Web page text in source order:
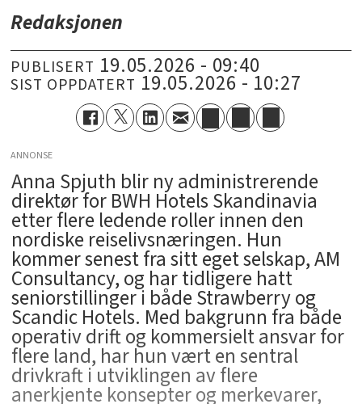
Redaksjonen
PUBLISERT 19.05.2026 - 09:40
SIST OPPDATERT 19.05.2026 - 10:27
ANNONSE
Anna Spjuth blir ny administrerende
direktør for BWH Hotels Skandinavia
etter flere ledende roller innen den
nordiske reiselivsnæringen. Hun
kommer senest fra sitt eget selskap, AM
Consultancy, og har tidligere hatt
seniorstillinger i både Strawberry og
Scandic Hotels. Med bakgrunn fra både
operativ drift og kommersielt ansvar for
flere land, har hun vært en sentral
drivkraft i utviklingen av flere
anerkjente konsepter og merkevarer,